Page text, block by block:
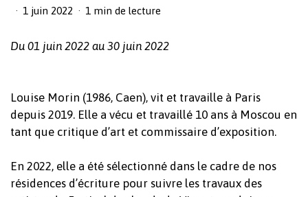
1 juin 2022
1 min de lecture
Du 01 juin 2022 au 30 juin 2022
Louise Morin (1986, Caen), vit et travaille à Paris
depuis 2019. Elle a vécu et travaillé 10 ans à Moscou en
tant que critique d’art et commissaire d’exposition.
En 2022, elle a été sélectionné dans le cadre de nos
résidences d’écriture pour suivre les travaux des